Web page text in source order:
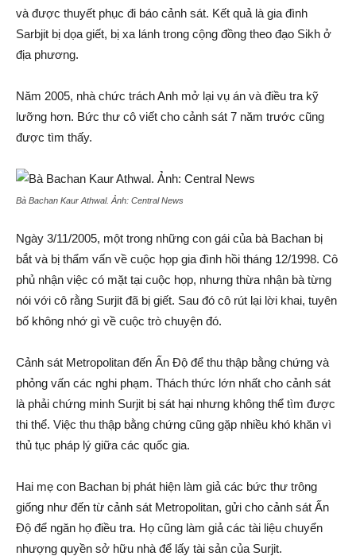
và được thuyết phục đi báo cảnh sát. Kết quả là gia đình
Sarbjit bị dọa giết, bị xa lánh trong cộng đồng theo đạo Sikh ở
địa phương.
Năm 2005, nhà chức trách Anh mở lại vụ án và điều tra kỹ
lưỡng hơn. Bức thư cô viết cho cảnh sát 7 năm trước cũng
được tìm thấy.
Bà Bachan Kaur Athwal. Ảnh: Central News
Ngày 3/11/2005, một trong những con gái của bà Bachan bị
bắt và bị thẩm vấn về cuộc họp gia đình hồi tháng 12/1998. Cô
phủ nhận việc có mặt tại cuộc họp, nhưng thừa nhận bà từng
nói với cô rằng Surjit đã bị giết. Sau đó cô rút lại lời khai, tuyên
bố không nhớ gì về cuộc trò chuyện đó.
Cảnh sát Metropolitan đến Ấn Độ để thu thập bằng chứng và
phỏng vấn các nghi phạm. Thách thức lớn nhất cho cảnh sát
là phải chứng minh Surjit bị sát hại nhưng không thể tìm được
thi thể. Việc thu thập bằng chứng cũng gặp nhiều khó khăn vì
thủ tục pháp lý giữa các quốc gia.
Hai mẹ con Bachan bị phát hiện làm giả các bức thư trông
giống như đến từ cảnh sát Metropolitan, gửi cho cảnh sát Ấn
Độ để ngăn họ điều tra. Họ cũng làm giả các tài liệu chuyển
nhượng quyền sở hữu nhà để lấy tài sản của Surjit.